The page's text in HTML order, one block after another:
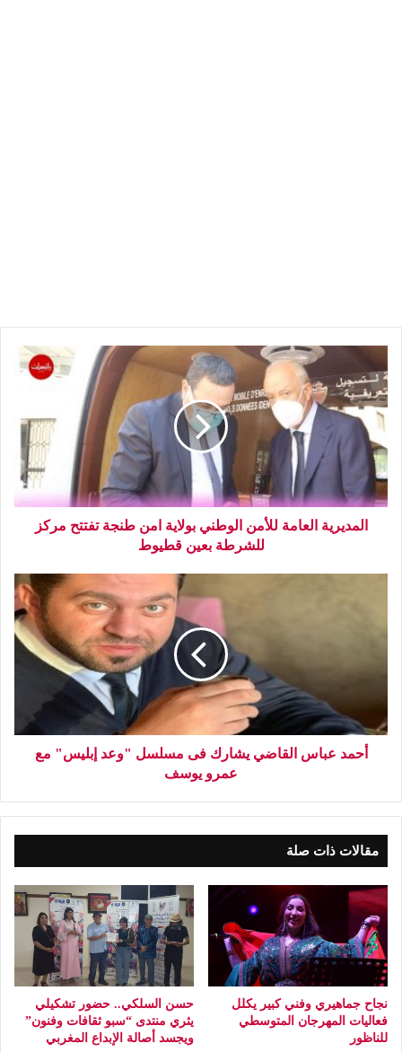
المديرية العامة للأمن الوطني بولاية امن طنجة تفتتح مركز
للشرطة بعين قطيوط
أحمد عباس القاضي يشارك فى مسلسل "وعد إبليس" مع
عمرو يوسف
مقالات ذات صلة
نجاح جماهيري وفني كبير يكلل
فعاليات المهرجان المتوسطي
للناظور
حسن السلكي.. حضور تشكيلي
يثري منتدى “سبو ثقافات وفنون”
ويجسد أصالة الإبداع المغربي